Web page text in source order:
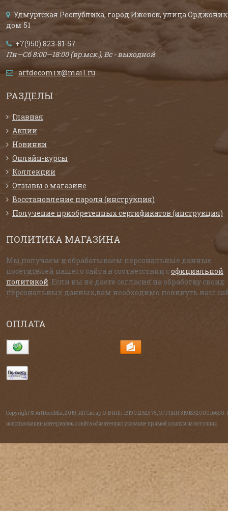
Удмуртская Республика, город Ижевск, улица
дом 51
+7(950) 823-81-57
Пн—Сб 8:00—18:00 (вр.мск.), Вс - выходной
artdecomix@mail.ru
РАЗДЕЛЫ
Главная
Акции
Новинки
Онлайн-курсы
Коллекции
Отзывы о магазине
Восстановление пароля (инструкция)
Получение приобретенных сертификатов (инструкция)
ПОЛИТИКА МАГАЗИНА
Мы получаем и обрабатываем персональные данные
посетителей нашего сайта в соответствии софициальной
политикой . Если вы не даете согласия на обработку своих
персональных данных,вам необходимо покинуть наш
ОПЛАТА
Copyright © ArtDecoMix, 2019, ИП Ситар О.В ИНН 181901262575, ОГРНИП 319183200016690.
использовании материалов с сайта обязательно указание прямой ссылки на источник.